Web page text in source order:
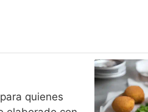
quienes